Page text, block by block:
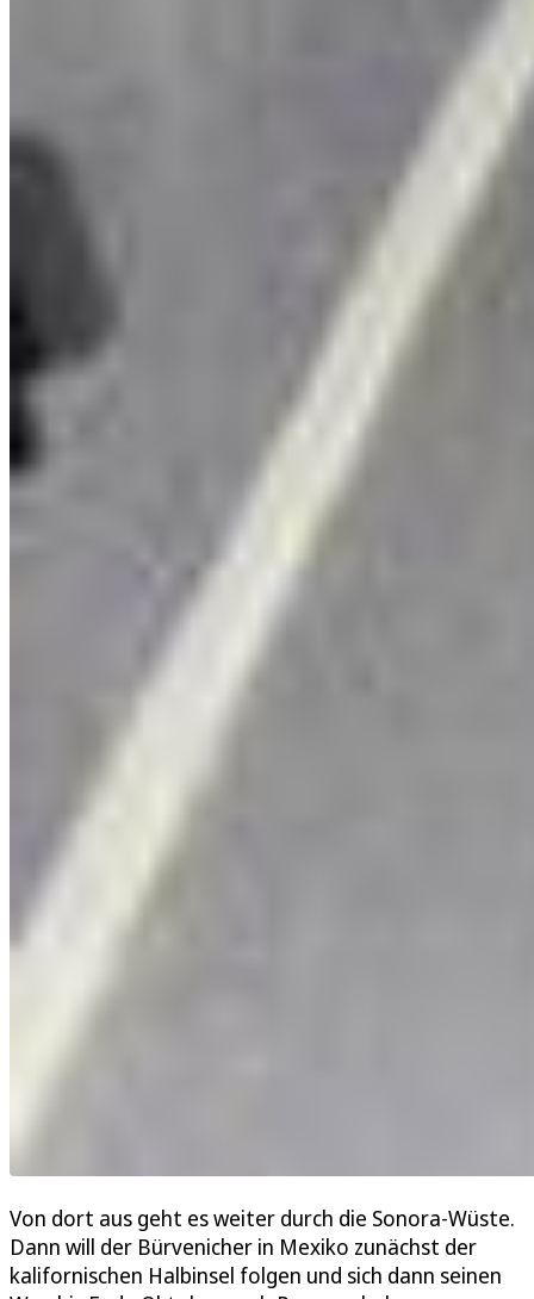
Von dort aus geht es weiter durch die Sonora-Wüste.
Dann will der Bürvenicher in Mexiko zunächst der
kalifornischen Halbinsel folgen und sich dann seinen